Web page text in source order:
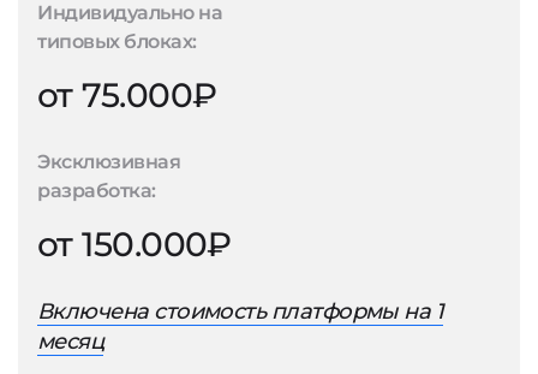
Индивидуально на
типовых блоках:
от 75.000₽
Эксклюзивная
разработка:
от 150.000₽
Включена стоимость платформы на 1
месяц